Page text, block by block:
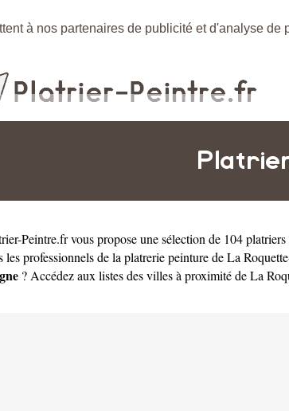
à nos partenaires de publicité et d'analyse
Peintre.frvous propose une sélection de 104
les professionnels de la platrerie peinture de La
? Accédez aux listes des villes à proximité de La